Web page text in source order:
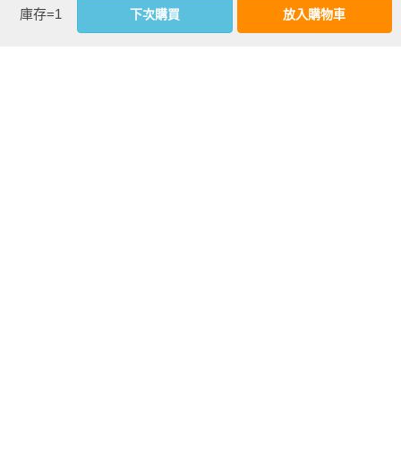
各界推薦
「二十世紀最偉大的古典恐怖故事作家。」
庫存=1 下次購買 放入購物車